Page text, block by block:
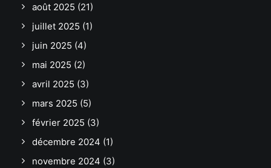
août 2025 (21)
juillet 2025 (1)
juin 2025 (4)
mai 2025 (2)
avril 2025 (3)
mars 2025 (5)
février 2025 (3)
décembre 2024 (1)
novembre 2024 (3)